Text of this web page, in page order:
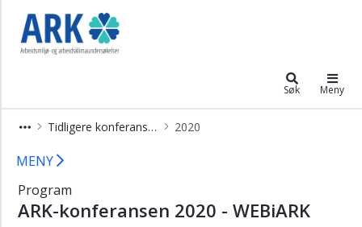
Søk Meny
Tidligere konferanser 2020
ARK-konferansen 2020
konferanser
2025
2024
2023
2022
MENY
Program
ARK-konferansen 2020 - WEBiARK